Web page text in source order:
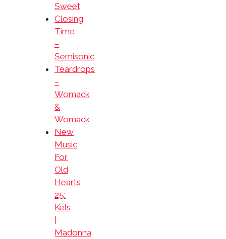
Sweet
Closing
Time
–
Semisonic
Teardrops
–
Womack
&
Womack
New
Music
For
Old
Hearts
25:
Kels
|
Madonna